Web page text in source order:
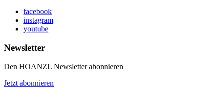
facebook
instagram
youtube
Newsletter
Den HOANZL Newsletter abonnieren
Jetzt abonnieren